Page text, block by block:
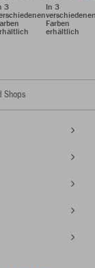
3
In 3
Farben
erhältlich
Shops